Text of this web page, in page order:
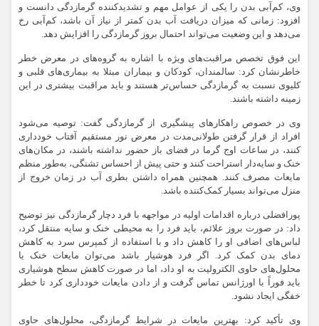
وی، کم‌آبی بدن را یکی از عوامل مهم و تشدیدکننده گرمازدگی دانست و
افزود: زمانی که میزان دریافت آب بدن کمتر از نیاز آن باشد، کم‌آبی رخ
می‌دهد و این وضعیت می‌تواند احتمال بروز گرمازدگی را افزایش دهد.
این فوق تخصص مراقبت‌های ویژه با اشاره به گروه‌های در معرض خطر
خاطرنشان کرد: سالمندان، کودکان و بیماران مبتلا به بیماری‌های قلبی و
کلیوی نسبت به گرمازدگی حساس‌تر هستند و باید مراقبت بیشتری در این
زمینه داشته باشند.
وی در خصوص راهکارهای پیشگیری از گرمازدگی گفت: توصیه می‌شود
افراد از قرار گرفتن طولانی‌مدت در معرض نور مستقیم آفتاب خودداری
کنند، در ساعات اوج گرما در فضای باز حضور نداشته باشند، در مکان‌های
خنک و سایه‌دار استراحت کنند و حتی پیش از احساس تشنگی، به‌طور منظم
مایعات مصرف کنند. همچنین همراه داشتن بطری آب در زمان خروج از
منزل می‌تواند بسیار کمک‌کننده باشد.
پورافضلی درباره اقدامات اولیه در مواجهه با فرد دچار گرمازدگی نیز توضیح
داد: در صورت بروز علائم، باید فرد را به محیطی خنک و سایه منتقل کرد،
لباس‌های اضافی او را کاهش داد و با استفاده از کمپرس سرد به کاهش
دمای بدن کمک کرد. اگر فرد هوشیار باشد می‌توان مایعات خنک یا
محلول‌های حاوی الکترولیت به او داد، اما در صورت کاهش سطح هوشیاری
باید فوراً با اورژانس تماس گرفت و از دادن مایعات خودداری کرد تا خطر
خفگی ایجاد نشود.
وی تأکید کرد: بهترین مایعات در شرایط گرمازدگی، محلول‌های حاوی